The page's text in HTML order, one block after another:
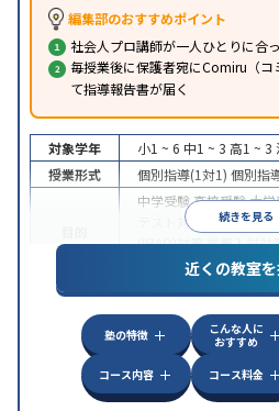
編集部のおすすめポイント
社会人プロ講師が一人ひとりに合
毎授業後に保護者宛にComiru（コ
て指導報告書が届く
続きを見る
対象学年 小1 ~ 6 中1 ~ 3 高1 ~ 3
授業形式
個別指導(1対1) 個別指
中学受験高校受験大学
テスト対策
内申点対策
(旧AO)対策推薦入試対
私大対策共通テス
中高一貫校生に対応授
応オンライン対応1科
みの受講可
自習室あり
近くの教室
塾の特徴
こんな人に
おすすめ
コース内容
コース料金